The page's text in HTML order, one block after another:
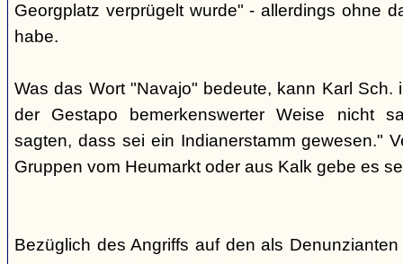
Georgplatz verprügelt wurde" - allerdings ohne
habe.
Was das Wort "Navajo" bedeute, kann Karl Sch.
der Gestapo bemerkenswerter Weise nicht
sagten, dass sei ein Indianerstamm gewesen."
Gruppen vom Heumarkt oder aus Kalk gebe es
Bezüglich des Angriffs auf den als